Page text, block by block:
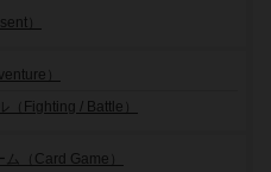
）
）
（Fighting / Battle）
ム（Card Game）